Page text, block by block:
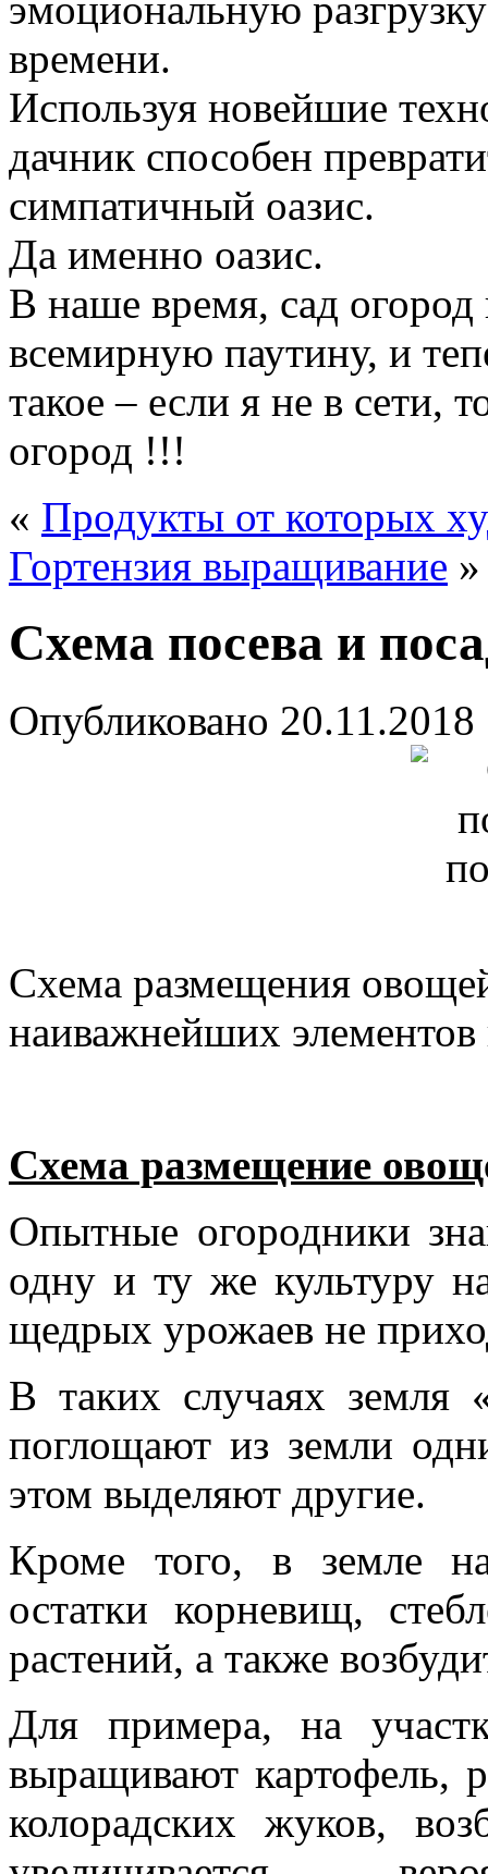
времени.
Используя новейшие
дачник способен
симпатичный оазис.
Да именно оазис.
В наше время, сад огород
всемирную паутину, и
такое – если я не в сети,
огород !!!
« Продукты от которых
Гортензия выращивание »
Схема посева и
Опубликовано 20.11.2018
Схема размещения
наиважнейших
Схема размещение
Опытные огородники
одну и ту же культуру
щедрых урожаев не
В таких случаях земля
поглощают из земли
этом выделяют другие.
Кроме того, в земле
остатки корневищ,
растений, а также
Для примера, на
выращивают картофель,
колорадских жуков,